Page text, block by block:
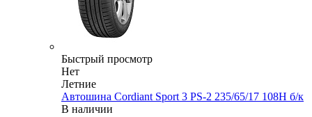
Быстрый просмотр
Нет
Летние
Автошина Cordiant Sport 3 PS-2 235/65/17 108Н б/к
В наличии